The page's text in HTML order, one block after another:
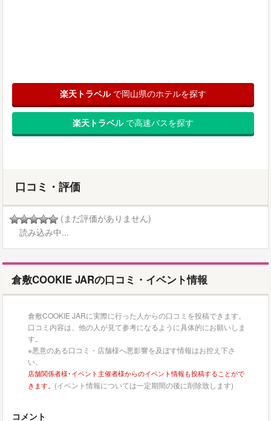
楽天トラベルで岡山県のホテルを探す
楽天トラベルで高速バスを探す
口コミ・評価
(まだ評価がありません)
読み込み中...
倉敷COOKIE JARの口コミ・イベント情報
倉敷COOKIE JARに実際に行った人からの口コミを投稿できます。
口コミ内容は、他の人が見て参考になるように具体的にお願いしま
す。
※悪意のある口コミ・店舗様へ悪影響を及ぼす情報はお控え下さ
い。
店舗関係者様･イベント主催者様からのイベント情報も投稿することがで
きます。 (イベント情報については一定期間の後に削除致します)
コメント